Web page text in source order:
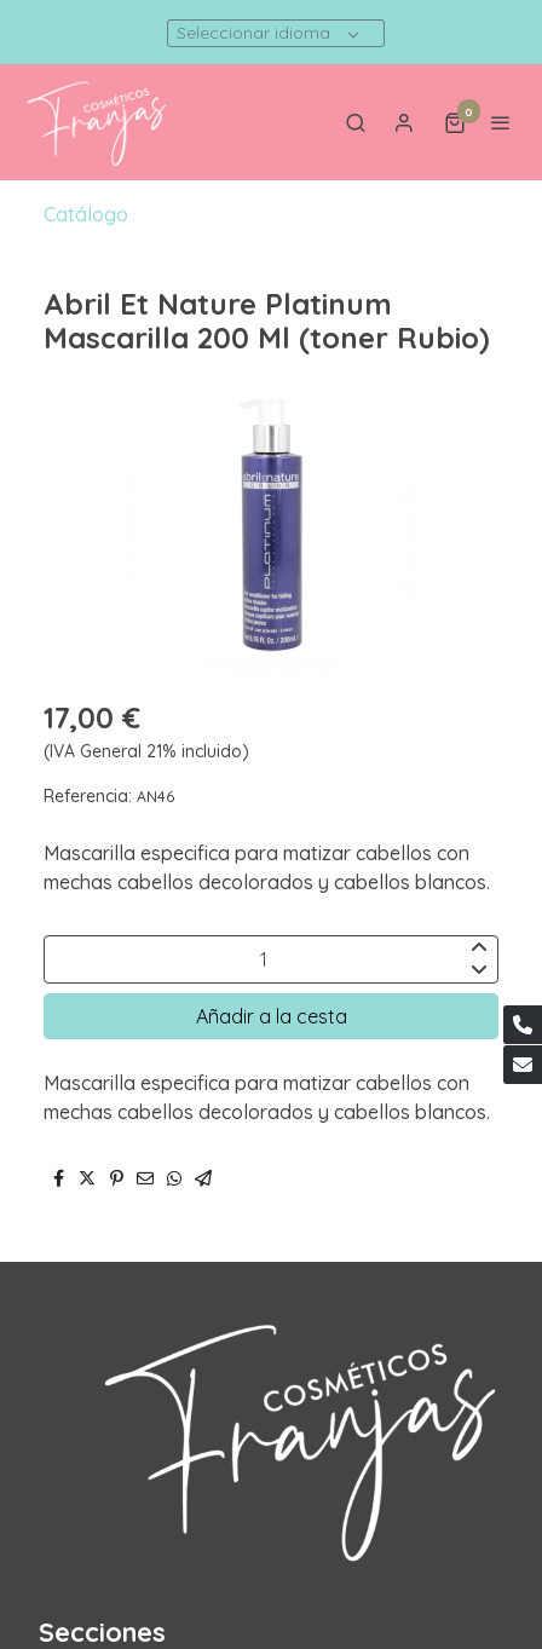
Seleccionar idioma
0
Catálogo
Abril Et Nature Platinum
Mascarilla 200 Ml (toner Rubio)
17,00 €
(IVA General 21% incluido)
Referencia: AN46
Mascarilla especifica para matizar cabellos con
mechas cabellos decolorados y cabellos blancos.
Añadir a la cesta
Mascarilla especifica para matizar cabellos con
mechas cabellos decolorados y cabellos blancos.
Secciones